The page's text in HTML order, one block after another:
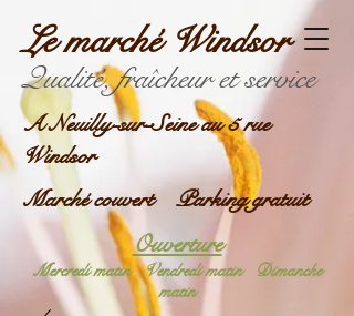
Le marché Windsor
Qualité, fraîcheur et service
A Neuilly-sur-Seine au 5 rue
Windsor
Marché couvert Parking gratuit
Ouverture
Mercredi matinVendredi matin Dimanche
matin